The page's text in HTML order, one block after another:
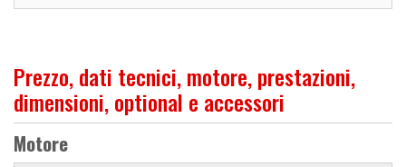
Prezzo, dati tecnici, motore, prestazioni,
dimensioni, optional e accessori
Motore